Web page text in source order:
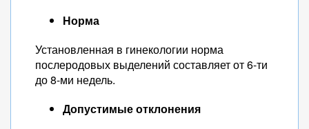
Норма
Установленная в гинекологии норма
послеродовых выделений составляет от 6-ти
до 8-ми недель.
Допустимые отклонения